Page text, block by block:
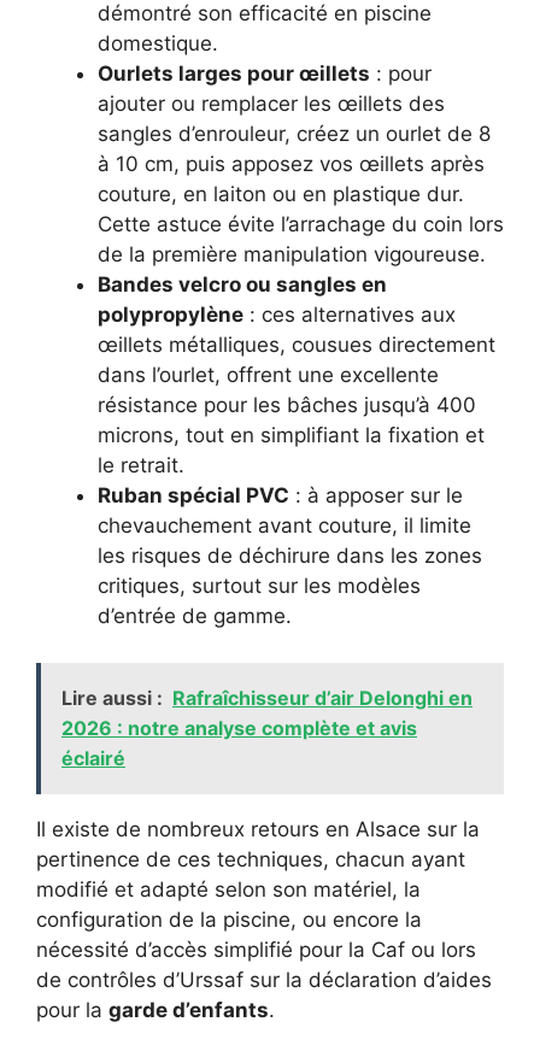
démontré son efficacité en piscine
domestique.
Ourlets larges pour œillets : pour
ajouter ou remplacer les œillets des
sangles d’enrouleur, créez un ourlet de 8
à 10 cm, puis apposez vos œillets après
couture, en laiton ou en plastique dur.
Cette astuce évite l’arrachage du coin lors
de la première manipulation vigoureuse.
Bandes velcro ou sangles en
polypropylène : ces alternatives aux
œillets métalliques, cousues directement
dans l’ourlet, offrent une excellente
résistance pour les bâches jusqu’à 400
microns, tout en simplifiant la fixation et
le retrait.
Ruban spécial PVC : à apposer sur le
chevauchement avant couture, il limite
les risques de déchirure dans les zones
critiques, surtout sur les modèles
d’entrée de gamme.
Lire aussi : Rafraîchisseur d’air Delonghi en
2026 : notre analyse complète et avis
éclairé
Il existe de nombreux retours en Alsace sur la
pertinence de ces techniques, chacun ayant
modifié et adapté selon son matériel, la
configuration de la piscine, ou encore la
nécessité d’accès simplifié pour la Caf ou lors
de contrôles d’Urssaf sur la déclaration d’aides
pour la garde d’enfants.